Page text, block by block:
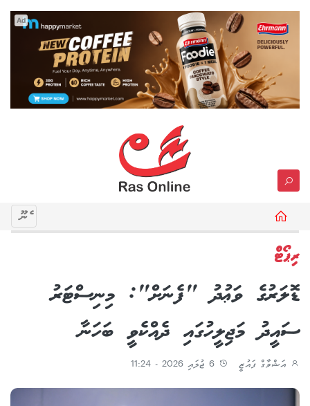
Ad
މެނޫ
ރިޕޯޓް
ޑޮލަރުގެ ވަޢުދު "ފެނަށް": މިނިސްޓަރު
ސައީދު މަޖިލީހުގައި ދެއްކެވީ ބަހަނާ
އަޝްވާގް ފައުޒީ